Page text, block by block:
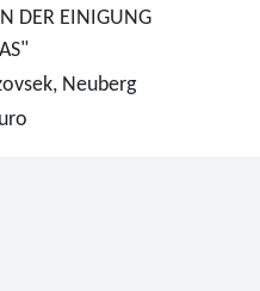
DER EINIGUNG
Neuberg